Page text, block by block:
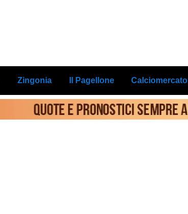
Zingonia Il Pagellone Calciomercato